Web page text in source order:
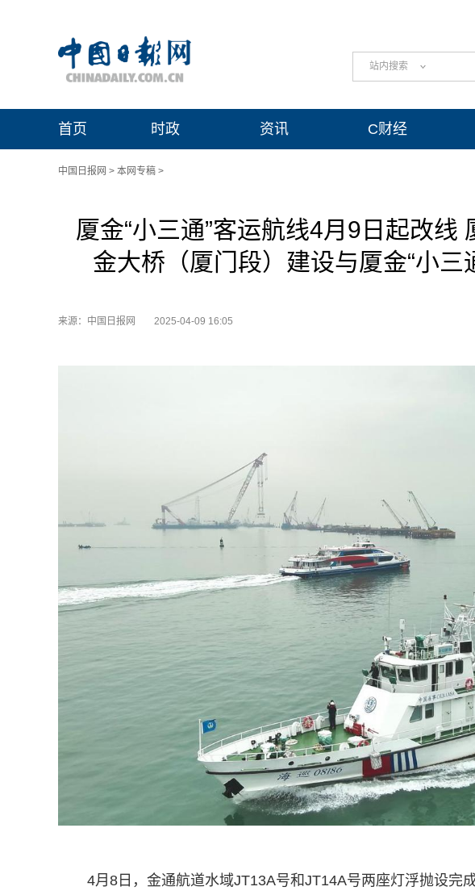
站内搜索
首页 时政 资讯 C财经
中国日报网 > 本网专稿 >
厦金“小三通”客运航线4月9日起改线
金大桥（厦门段）建设与厦金“小三
来源：中国日报网 2025-04-09 16:05
4月8日，金通航道水域JT13A号和JT14A号两座灯浮抛设完